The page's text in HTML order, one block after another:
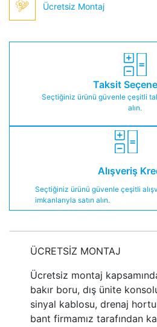
Ücretsiz Montaj
Taksit
Seçtiğiniz ürünü güvenle çeşitli
alın.
Alışveriş
Seçtiğiniz ürünü güvenle çeşitli
imkanlarıyla satın alın.
ÜCRETSİZ MONTAJ
Ücretsiz montaj
bakır boru, dış ünite
sinyal kablosu, drenaj
bant firmamız tarafından